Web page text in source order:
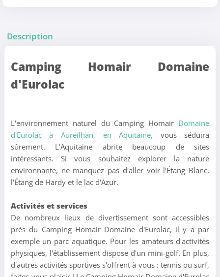
Description
Camping Homair Domaine
d'Eurolac
L'environnement naturel du Camping Homair Domaine
d'Eurolac à Aureilhan,
en Aquitaine, vous séduira
sûrement. L'Aquitaine abrite beaucoup de sites
intéressants. Si vous souhaitez explorer la nature
environnante, ne manquez pas d'aller voir l'Étang Blanc,
l'Étang de Hardy et le lac d'Azur.
Activités et services
De nombreux lieux de divertissement sont accessibles
près du Camping Homair Domaine d'Eurolac, il y a par
exemple un parc aquatique. Pour les amateurs d'activités
physiques, l'établissement dispose d'un mini-golf. En plus,
d'autres activités sportives s'offrent à vous : tennis ou surf,